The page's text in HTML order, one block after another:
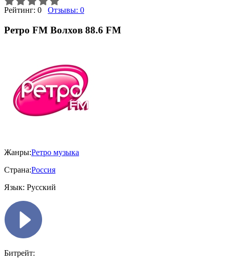
Рейтинг: 0 Отзывы: 0
Ретро FM Волхов 88.6 FM
Жанры:Ретро музыка
Страна:Россия
Язык: Русский
Битрейт: